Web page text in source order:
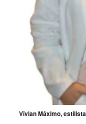
Vívian Máximo,